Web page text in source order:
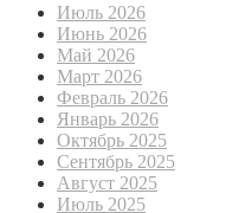
Июль 2026
Июнь 2026
Май 2026
Март 2026
Февраль 2026
Январь 2026
Октябрь 2025
Сентябрь 2025
Август 2025
Июль 2025